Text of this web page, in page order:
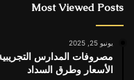
Most Viewed Posts
يونيو 25, 2025
الأسعار وطرق السداد